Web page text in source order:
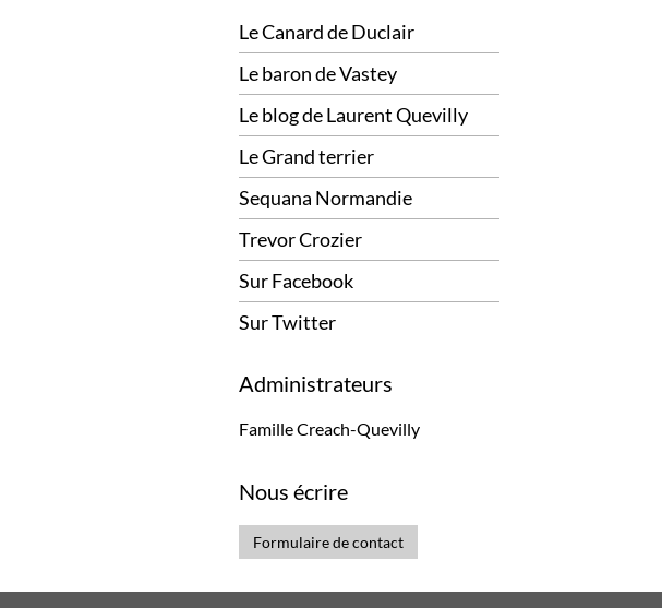
Le Canard de Duclair
Le baron de Vastey
Le blog de Laurent Quevilly
Le Grand terrier
Sequana Normandie
Trevor Crozier
Sur Facebook
Sur Twitter
Administrateurs
Famille Creach-Quevilly
Nous écrire
Formulaire de contact